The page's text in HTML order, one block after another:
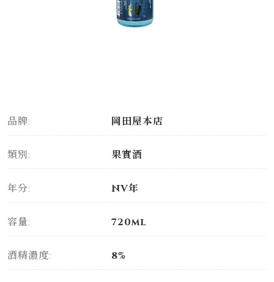
品牌: 岡田屋本店
類別: 果實酒
年分: NV年
容量: 720ml
酒精濃度: 8%